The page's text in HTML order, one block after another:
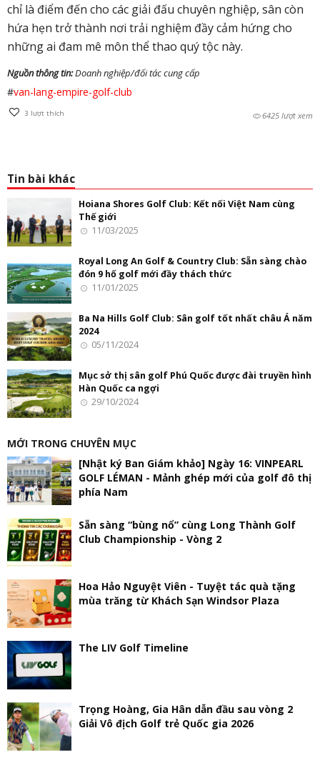
chỉ là điểm đến cho các giải đấu chuyên nghiệp, sân còn
hứa hẹn trở thành nơi trải nghiệm đầy cảm hứng cho
những ai đam mê môn thể thao quý tộc này.
Nguồn thông tin:Doanh nghiệp/đối tác cung cấp
#van-lang-empire-golf-club
3 lượt thích 6425 lượt xem
Tin bài khác
Hoiana Shores Golf Club: Kết nối Việt Nam cùng
Thế giới
11/03/2025
Royal Long An Golf & Country Club: Sẵn sàng chào
đón 9 hố golf mới đầy thách thức
11/01/2025
Ba Na Hills Golf Club: Sân golf tốt nhất châu Á năm
2024
05/11/2024
Mục sở thị sân golf Phú Quốc được đài truyền hình
Hàn Quốc ca ngợi
29/10/2024
MỚI TRONG CHUYÊN MỤC
[Nhật ký Ban Giám khảo] Ngày 16: VINPEARL
GOLF LÉMAN - Mảnh ghép mới của golf đô thị
phía Nam
Sẵn sàng “bùng nổ” cùng Long Thành Golf
Club Championship - Vòng 2
Hoa Hảo Nguyệt Viên - Tuyệt tác quà tặng
mùa trăng từ Khách Sạn Windsor Plaza
The LIV Golf Timeline
Trọng Hoàng, Gia Hân dẫn đầu sau vòng 2
Giải Vô địch Golf trẻ Quốc gia 2026